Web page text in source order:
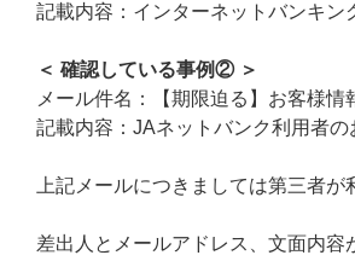
記載内容：インターネットバンキ
＜ 確認している事例② ＞
メール件名：【期限迫る】お客様
記載内容：JAネットバンク利用者
上記メールにつきましては第三者
差出人とメールアドレス、文面内